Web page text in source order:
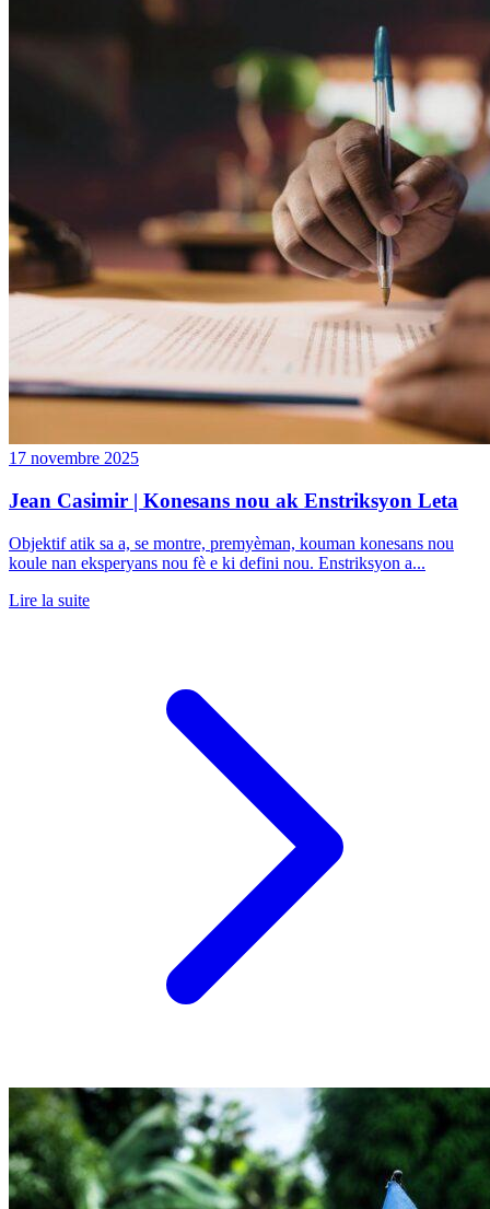
17 novembre 2025
Jean Casimir | Konesans nou ak Enstriksyon Leta
Objektif atik sa a, se montre, premyèman, kouman konesans nou
koule nan eksperyans nou fè e ki defini nou. Enstriksyon a...
Lire la suite